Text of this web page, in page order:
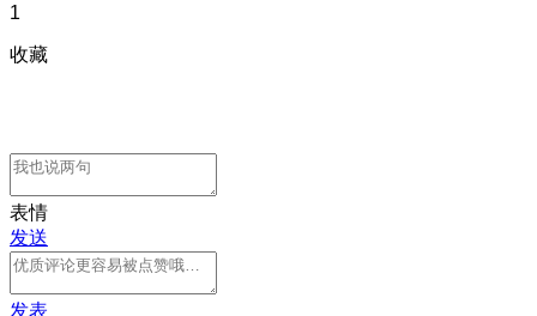
1
收藏
表情
发送
发表